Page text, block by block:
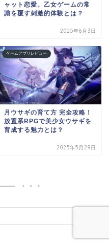
ャット恋愛。乙女ゲームの常
識を覆す刺激的体験とは？
2025年6月3日
ゲームアプリレビュー
月ウサギの育て方 完全攻略！
放置系RPGで美少女ウサギを
育成する魅力とは？
2025年5月29日